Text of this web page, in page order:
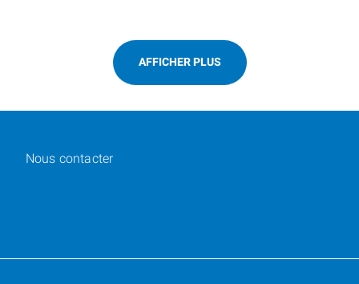
AFFICHER PLUS
Nous contacter